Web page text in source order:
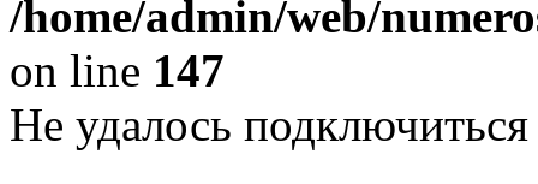
/home/admin/web/
on line 147
Не удалось